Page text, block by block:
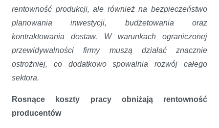
rentowność produkcji, ale również na bezpieczeństwo
planowania inwestycji, budżetowania oraz
kontraktowania dostaw. W warunkach ograniczonej
przewidywalności firmy muszą działać znacznie
ostrożniej, co dodatkowo spowalnia rozwój całego
sektora.
Rosnące koszty pracy obniżają rentowność
producentów